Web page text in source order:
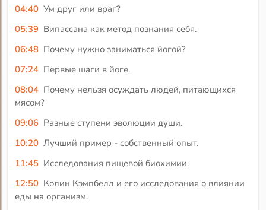
04:40 Ум друг или враг?
05:39 Випассана как метод познания себя.
06:48 Почему нужно заниматься йогой?
07:24 Первые шаги в йоге.
08:04 Почему нельзя осуждать людей, питающихся
мясом?
09:06 Разные ступени эволюции души.
10:20 Лучший пример - собственный опыт.
11:45 Исследования пищевой биохимии.
12:50 Колин Кэмпбелл и его исследования о влиянии
еды на организм.